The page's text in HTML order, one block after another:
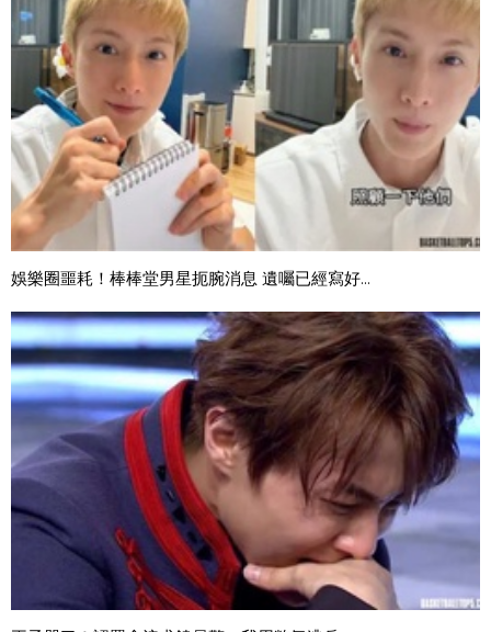
娛樂圈噩耗！棒棒堂男星扼腕消息 遺囑已經寫好...